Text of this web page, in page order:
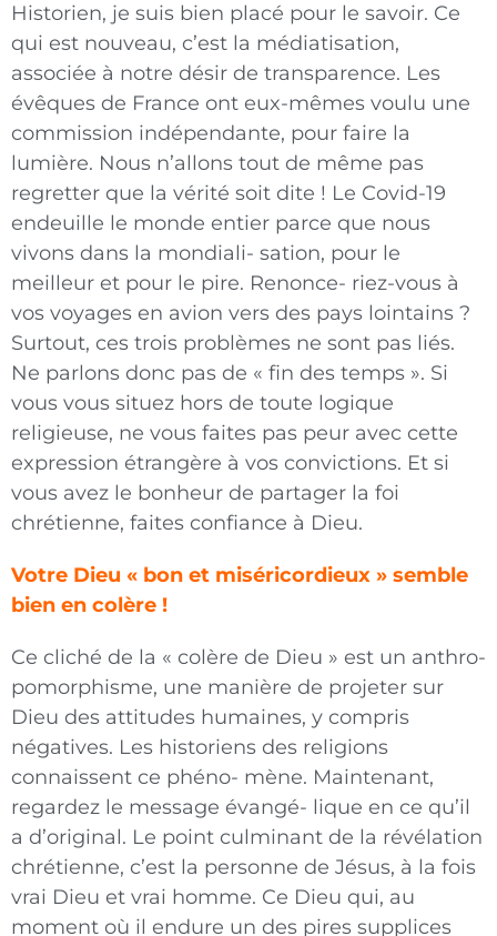
Historien, je suis bien placé pour le savoir. Ce
qui est nouveau, c’est la médiatisation,
associée à notre désir de transparence. Les
évêques de France ont eux-mêmes voulu une
commission indépendante, pour faire la
lumière. Nous n’allons tout de même pas
regretter que la vérité soit dite ! Le Covid-19
endeuille le monde entier parce que nous
vivons dans la mondiali- sation, pour le
meilleur et pour le pire. Renonce- riez-vous à
vos voyages en avion vers des pays lointains ?
Surtout, ces trois problèmes ne sont pas liés.
Ne parlons donc pas de « fin des temps ». Si
vous vous situez hors de toute logique
religieuse, ne vous faites pas peur avec cette
expression étrangère à vos convictions. Et si
vous avez le bonheur de partager la foi
chrétienne, faites confiance à Dieu.
Votre Dieu « bon et miséricordieux » semble
bien en colère !
Ce cliché de la « colère de Dieu » est un anthro-
pomorphisme, une manière de projeter sur
Dieu des attitudes humaines, y compris
négatives. Les historiens des religions
connaissent ce phéno- mène. Maintenant,
regardez le message évangé- lique en ce qu’il
a d’original. Le point culminant de la révélation
chrétienne, c’est la personne de Jésus, à la fois
vrai Dieu et vrai homme. Ce Dieu qui, au
moment où il endure un des pires supplices